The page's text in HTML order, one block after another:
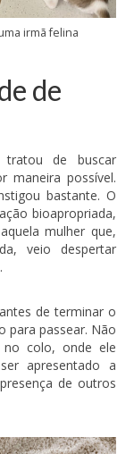
irmã felina
de
de buscar
maneira possível.
bastante. O
bioapropriada,
mulher que,
veio despertar
de terminar o
para passear. Não
colo, onde ele
apresentado a
de outros